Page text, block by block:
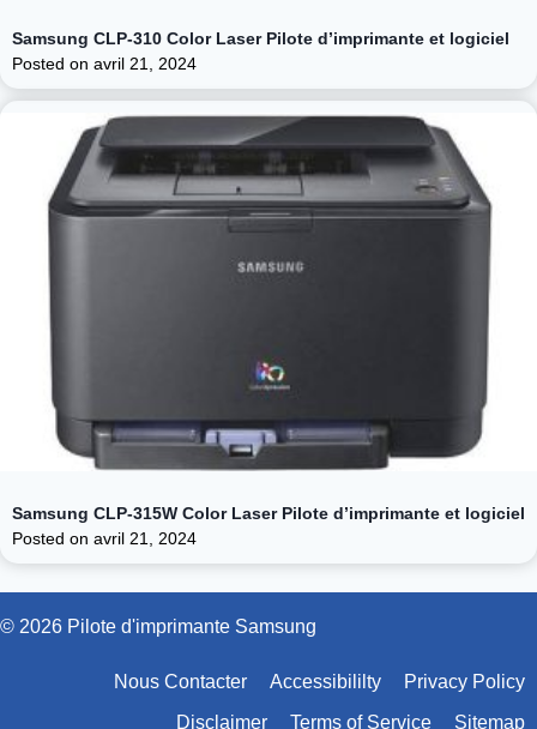
Samsung CLP-310 Color Laser Pilote d’imprimante et logiciel
Posted on avril 21, 2024
Samsung CLP-315W Color Laser Pilote d’imprimante et logiciel
Posted on avril 21, 2024
© 2026 Pilote d'imprimante Samsung
Nous Contacter Accessibililty Privacy Policy
Disclaimer Terms of Service Sitemap